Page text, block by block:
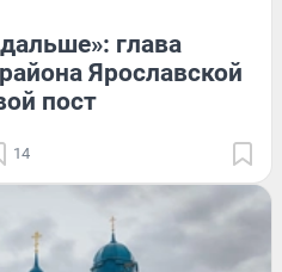
глава
Ярославской
пост
14